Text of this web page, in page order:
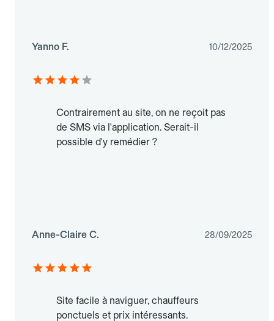
Yanno F. 10/12/2025
Contrairement au site, on ne reçoit pas
de SMS via l'application. Serait-il
possible d'y remédier ?
Anne-Claire C. 28/09/2025
Site facile à naviguer, chauffeurs
ponctuels et prix intéressants.